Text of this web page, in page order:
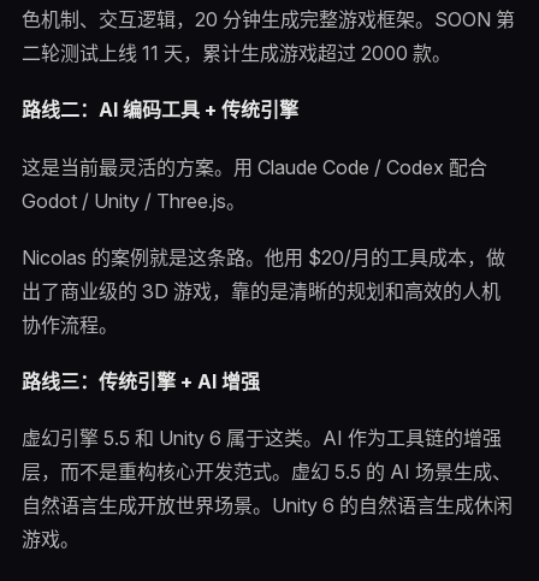
色机制、交互逻辑，20 分钟生成完整游戏框架。SOON 第
二轮测试上线 11 天，累计生成游戏超过 2000 款。
路线二：AI 编码工具 + 传统引擎
这是当前最灵活的方案。用 Claude Code / Codex 配合
Godot / Unity / Three.js。
Nicolas 的案例就是这条路。他用 $20/月的工具成本，做
出了商业级的 3D 游戏，靠的是清晰的规划和高效的人机
协作流程。
路线三：传统引擎 + AI 增强
虚幻引擎 5.5 和 Unity 6 属于这类。AI 作为工具链的增强
层，而不是重构核心开发范式。虚幻 5.5 的 AI 场景生成、
自然语言生成开放世界场景。Unity 6 的自然语言生成休闲
游戏。